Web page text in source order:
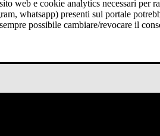
web e cookie analytics necessari
whatsapp) presenti sul portale
possibile cambiare/revocare il